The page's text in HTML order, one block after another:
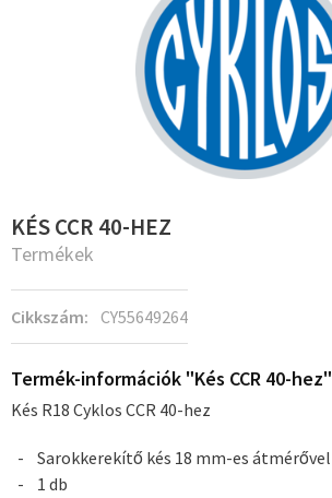
KÉS CCR 40-HEZ
Termékek
Cikkszám: CY55649264
Termék-információk "Kés CCR 40-hez"
Kés R18 Cyklos CCR 40-hez
Sarokkerekítő kés 18 mm-es átmérővel
1 db